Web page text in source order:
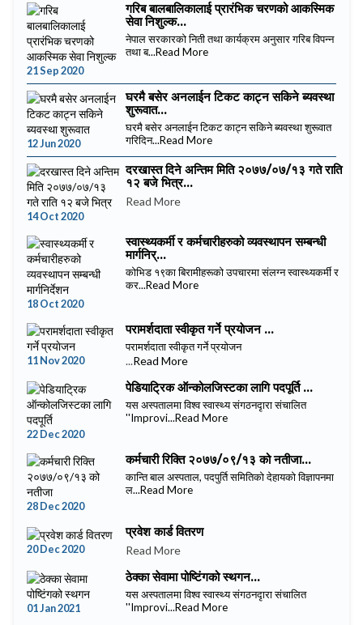
21 Sep 2020
गरिब बालबालिकालाई प्रारंभिक चरणको आकस्मिक
सेवा निशुल्क...
नेपाल सरकारको निती तथा कार्यक्रम अनुसार गरिब विपन्न
तथा ब...Read More
12 Jun 2020
घरमै बसेर अनलाईन टिकट काट्न सकिने ब्यवस्था
शुरूवात...
घरमै बसेर अनलाईन टिकट काट्न सकिने ब्यवस्था शुरूवात
गरिदिन...Read More
14 Oct 2020
दरखास्त दिने अन्तिम मिति २०७७/०७/१३ गते राति
१२ बजे भित्र...
Read More
18 Oct 2020
स्वास्थ्यकर्मी र कर्मचारीहरुको व्यवस्थापन सम्बन्धी
मार्गनिर्...
कोभिड १९का बिरामीहरूको उपचारमा संलग्न स्वास्थ्यकर्मी र
कर...Read More
11 Nov 2020
परामर्शदाता स्वीकृत गर्ने प्रयाेजन ...
परामर्शदाता स्वीकृत गर्ने प्रयाेजन
...Read More
22 Dec 2020
पेडियाट्रिक ऑन्कोलजिस्टका लागि पदपूर्ति ...
यस अस्पतालमा विश्व स्वास्थ्य संगठनदृारा संचालित
''Improvi...Read More
28 Dec 2020
कर्मचारी रिक्ति २०७७/०९/१३ को नतीजा...
कान्ति बाल अस्पताल, पदपुर्ति समितिको देहायको विज्ञापनमा
ल...Read More
20 Dec 2020
प्रवेश कार्ड वितरण
Read More
01 Jan 2021
ठेक्का सेवामा पोष्टिंगको स्थगन...
यस अस्पतालमा विश्व स्वास्थ्य संगठनदृारा संचालित
''Improvi...Read More